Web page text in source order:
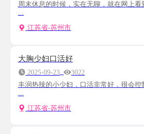
周末休息的时候，实在无聊，就在网上看
...
江苏省-苏州市
大胸少妇口活好
2025-09-23
3022
丰润热辣的小少妇，口活非常好，很会控
江苏省-苏州市